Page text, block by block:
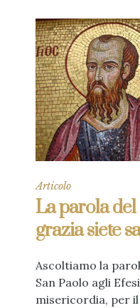
Articolo
La parola
grazia siete
Ascoltiamo la
San Paolo agli
misericordia, per